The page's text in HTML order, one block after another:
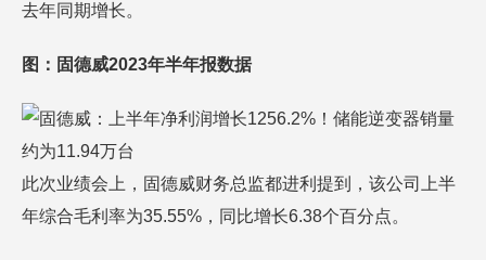
去年同期增长。
图：固德威2023年半年报数据
此次业绩会上，固德威财务总监都进利提到，该公司上半
年综合毛利率为35.55%，同比增长6.38个百分点。